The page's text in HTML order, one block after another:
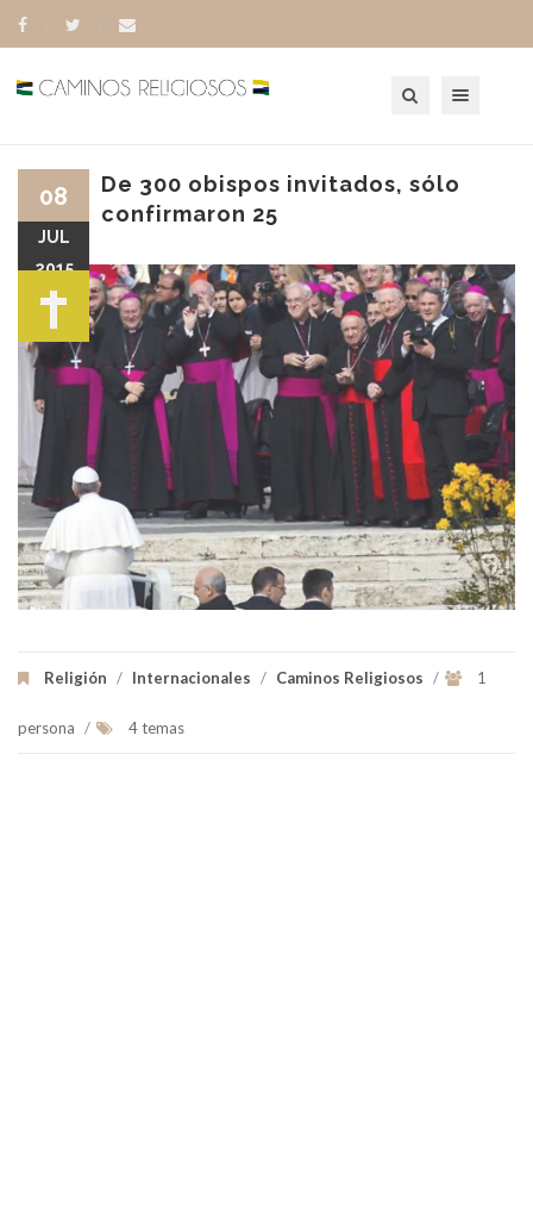
De 300 obispos invitados, sólo
confirmaron 25
Religión / Internacionales / Caminos Religiosos / 1
persona / 4 temas
08
JUL
2015